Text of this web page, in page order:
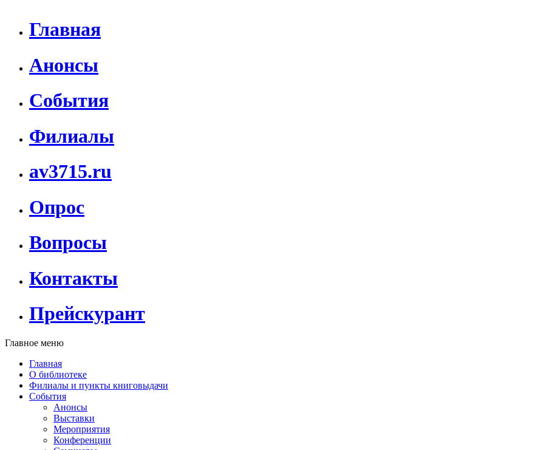
Главная
Анонсы
События
Филиалы
av3715.ru
Опрос
Вопросы
Контакты
Прейскурант
Главное меню
Главная
О библиотеке
Филиалы и пункты книговыдачи
События
Анонсы
Выставки
Мероприятия
Конференции